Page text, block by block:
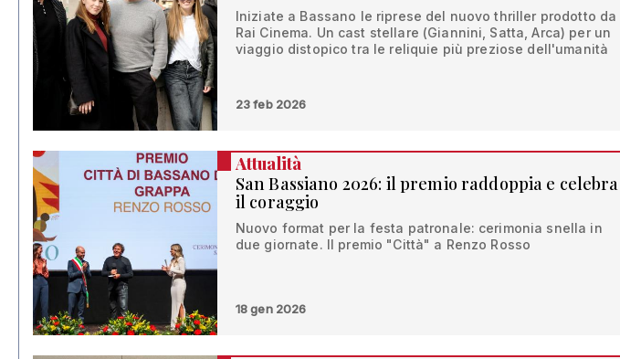
Iniziate a Bassano le riprese del nuovo thriller prodotto da
Rai Cinema. Un cast stellare (Giannini, Satta, Arca) per un
viaggio distopico tra le reliquie più preziose dell'umanità
23 feb 2026
Attualità
San Bassiano 2026: il premio raddoppia e celebra
il coraggio
Nuovo format per la festa patronale: cerimonia snella in
due giornate. Il premio "Città" a Renzo Rosso
18 gen 2026